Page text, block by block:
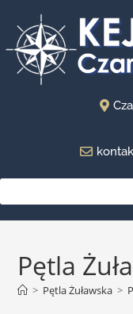
Pętla
> Pętla Żuławska >